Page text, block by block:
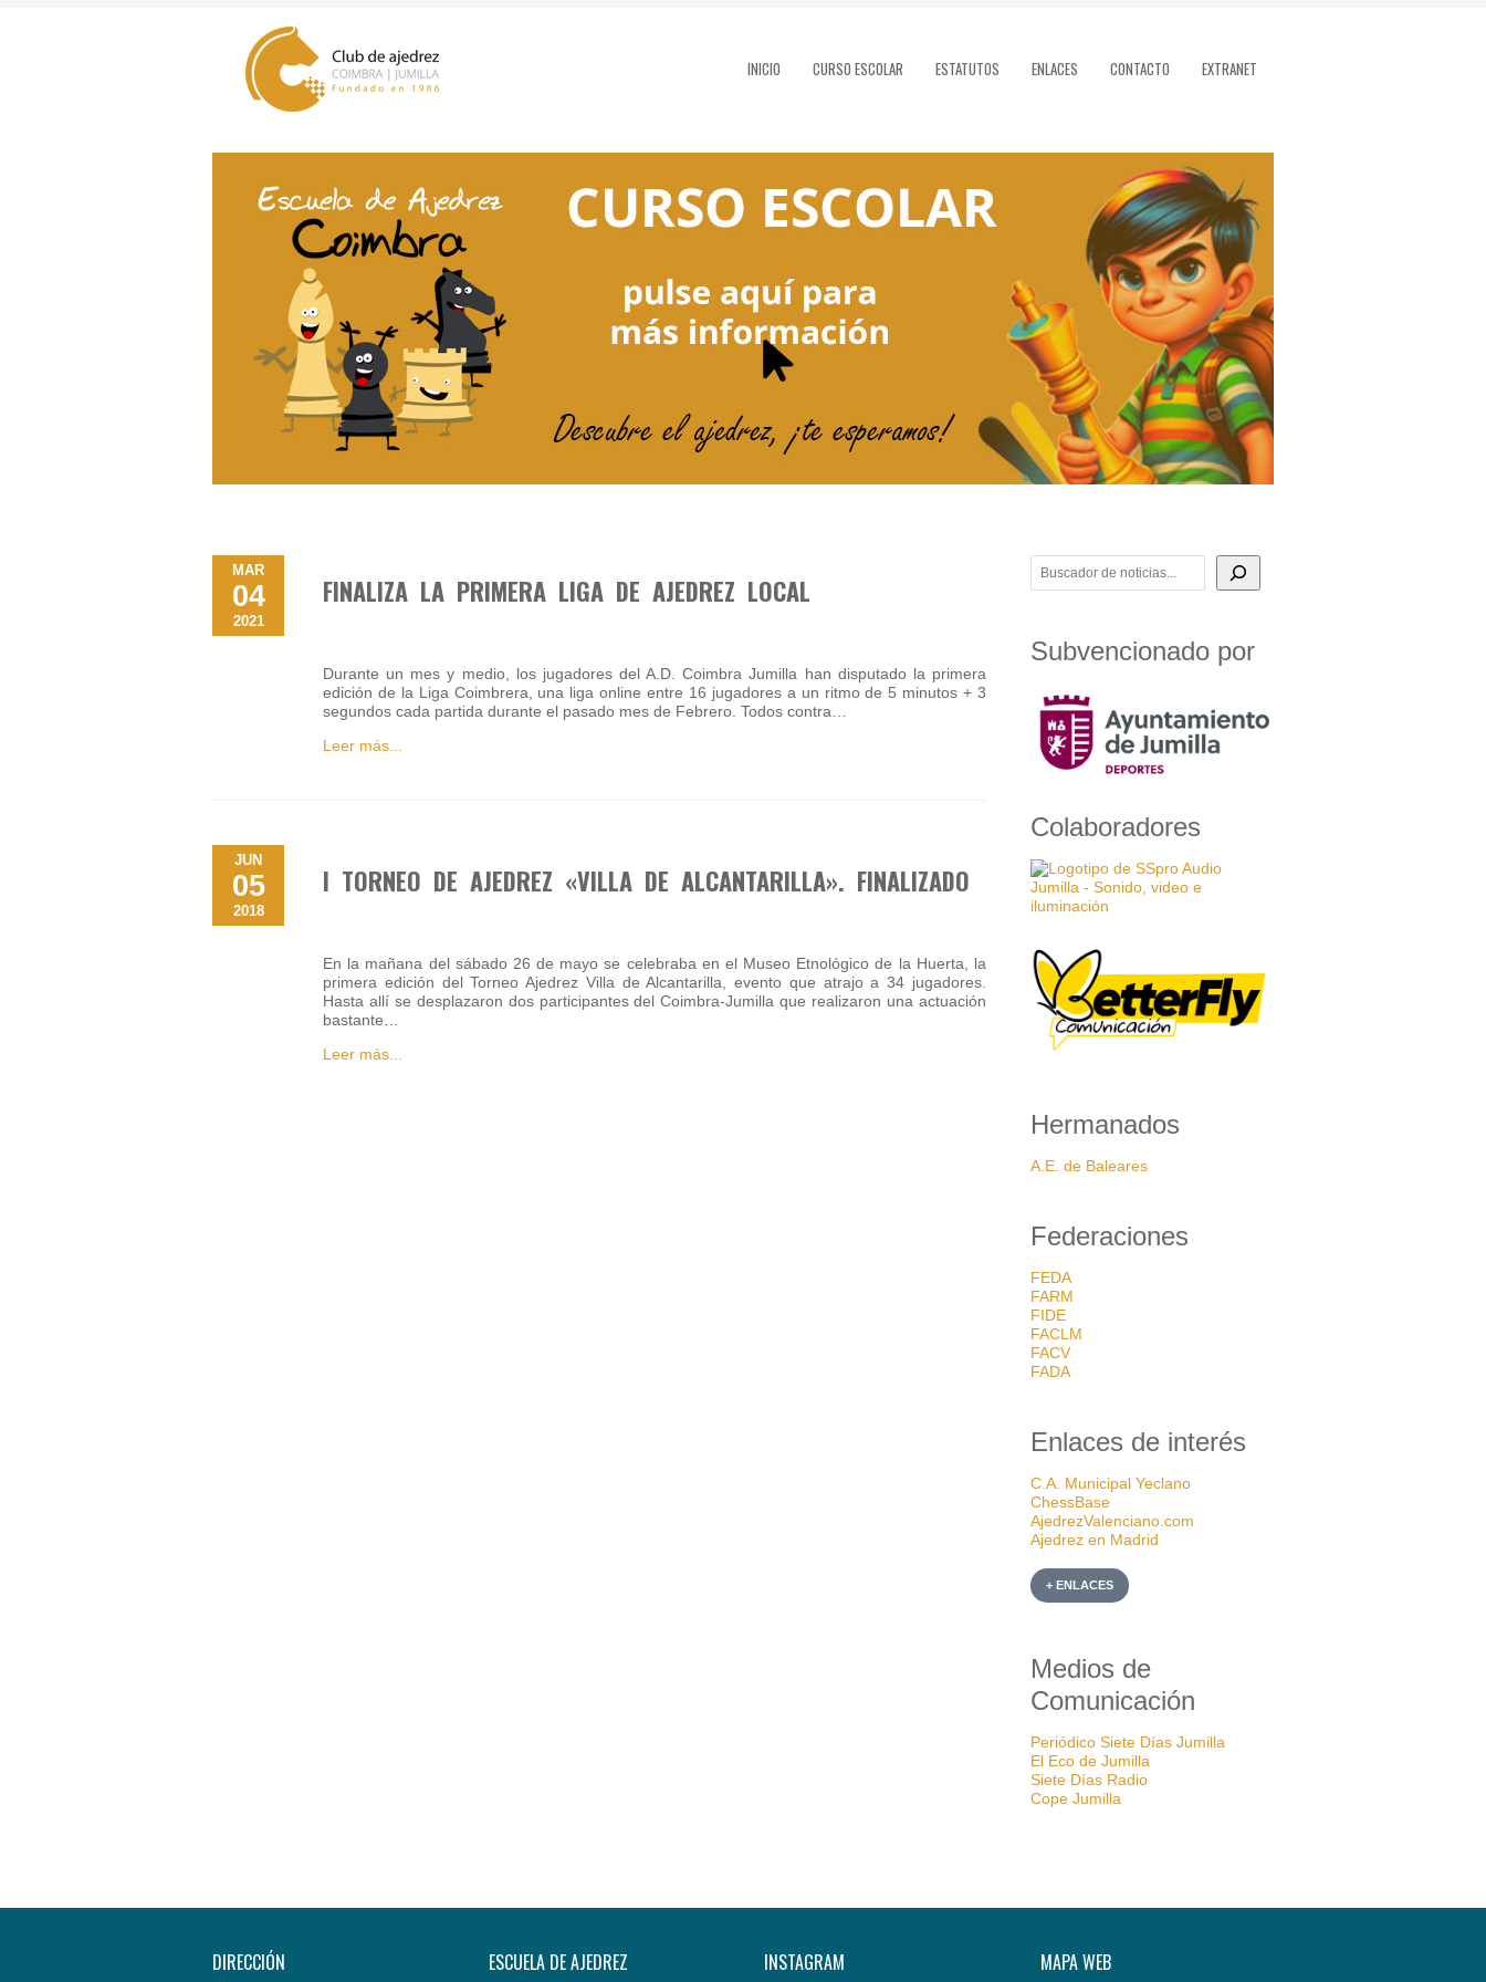
INICIO CURSO ESCOLAR ESTATUTOS ENLACES CONTACTO EXTRANET
MAR
04
2021
FINALIZA LA PRIMERA LIGA DE AJEDREZ LOCAL
Durante un mes y medio, los jugadores del A.D. Coimbra Jumilla han disputado la primera
edición de la Liga Coimbrera, una liga online entre 16 jugadores a un ritmo de 5 minutos + 3
segundos cada partida durante el pasado mes de Febrero. Todos contra…
Leer más...
JUN
05
2018
I TORNEO DE AJEDREZ «VILLA DE ALCANTARILLA». FINALIZADO
En la mañana del sábado 26 de mayo se celebraba en el Museo Etnológico de la Huerta, la
primera edición del Torneo Ajedrez Villa de Alcantarilla, evento que atrajo a 34 jugadores.
Hasta allí se desplazaron dos participantes del Coimbra-Jumilla que realizaron una actuación
bastante…
Leer más...
BUSCADOR DE NOTICIAS
Subvencionado por
Colaboradores
Hermanados
A.E. de Baleares
Federaciones
FEDA
FARM
FIDE
FACLM
FACV
FADA
Enlaces de interés
C.A. Municipal Yeclano
ChessBase
AjedrezValenciano.com
Ajedrez en Madrid
+ ENLACES
Medios de
Comunicación
Periódico Siete Días Jumilla
El Eco de Jumilla
Siete Días Radio
Cope Jumilla
DIRECCIÓN ESCUELA DE AJEDREZ INSTAGRAM MAPA WEB